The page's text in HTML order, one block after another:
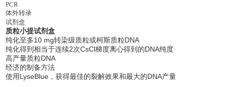
PCR
体外转录
试剂盒
质粒小提试剂盒
纯化至多10 mg转染级质粒或柯斯质粒DNA
纯化得到相当于连续2次CsCl梯度离心得到的DNA纯度
高产量质粒DNA
经济的制备方法
使用LyseBlue，获得最佳的裂解效果和最大的DNA产量